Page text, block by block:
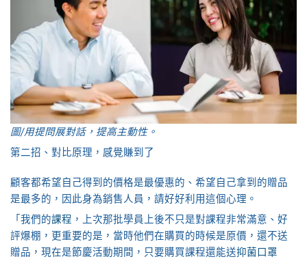
圖/用提問展對話，提高主動性。
第二招、對比原理，感覺賺到了
顧客都希望自己得到的價格是最優惠的、希望自己拿到的贈品
是最多的，因此身為銷售人員，請好好利用這個心理。
「我們的課程 ，上次那批學員上後不只是對課程非常滿意、好
評爆棚，更重要的是，當時他們在購買的時候是原價，還不送
贈品，現在是節慶活動期間，只要購買課程還能送抑菌口罩